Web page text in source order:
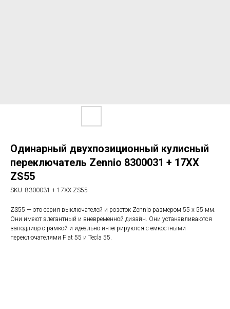
Одинарный двухпозиционный кулисный
переключатель Zennio 8300031 + 17XX
ZS55
SKU: 8300031 + 17XX ZS55
ZS55 — это серия выключателей и розеток Zennio размером 55 x 55 мм.
Они имеют элегантный и вневременной дизайн. Они устанавливаются
заподлицо с рамкой и идеально интегрируются с емкостными
переключателями Flat 55 и Tecla 55.